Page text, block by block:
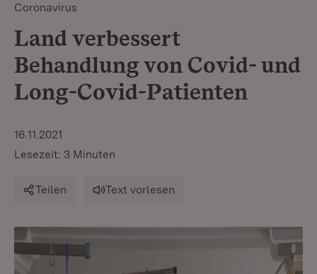
Coronavirus
Land verbessert
Behandlung von Covid- und
Long-Covid-Patienten
16.11.2021
Lesezeit: 3 Minuten
Teilen Text vorlesen